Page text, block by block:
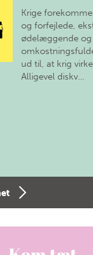
Krige
og forfejlede,
ødelæggende og
ud til, at krig
Alligevel diskv…